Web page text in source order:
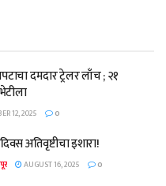
दमदार ट्रेलर लाँच ; २१
12, 2025 0
अतिवृष्टीचा इशारा!
AUGUST 16, 2025 0